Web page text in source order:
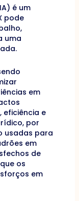
é um
pode
uma
em
eficiência e
por
usadas para
em
de
os
em